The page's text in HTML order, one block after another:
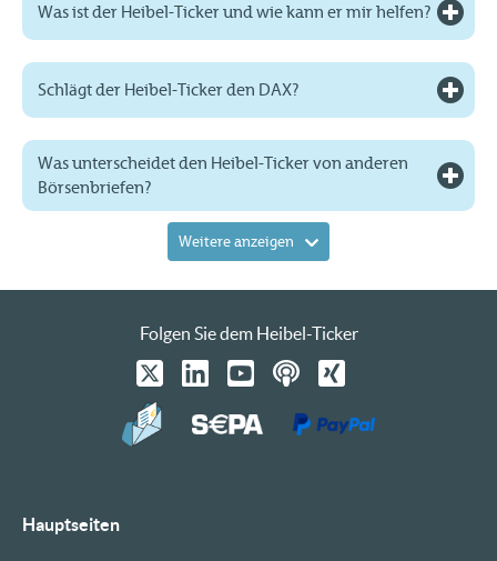
Was ist der Heibel-Ticker und wie kann er mir helfen?
Schlägt der Heibel-Ticker den DAX?
Was unterscheidet den Heibel-Ticker von anderen
Börsenbriefen?
Weitere anzeigen
Folgen Sie dem Heibel-Ticker
Hauptseiten